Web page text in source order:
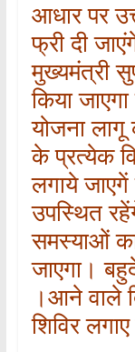
आधार पर
फ्री दी
मुख्यमंत्री
किया
योजना लागू
के प्रत्येक
लगाये
उपस्थित
समस्याओं
जाएगा।
।आने वाले
शिविर